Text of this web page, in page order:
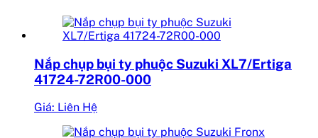
Nắp chụp bụi ty phuộc Suzuki XL7/Ertiga
41724-72R00-000
Giá: Liên Hệ